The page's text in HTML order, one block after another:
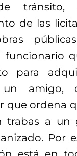
tránsito,
de las
funcionario
para
amigo,
que ordena
trabas a un
Por